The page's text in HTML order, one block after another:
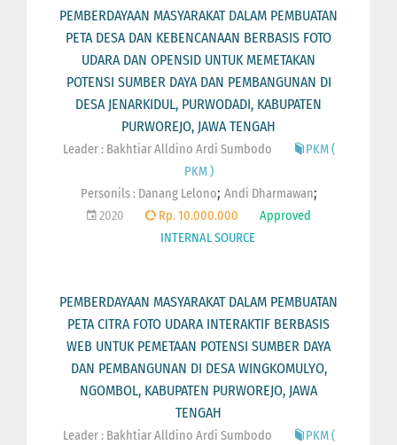
PEMBERDAYAAN MASYARAKAT DALAM PEMBUATAN
PETA DESA DAN KEBENCANAAN BERBASIS FOTO
UDARA DAN OPENSID UNTUK MEMETAKAN
POTENSI SUMBER DAYA DAN PEMBANGUNAN DI
DESA JENARKIDUL, PURWODADI, KABUPATEN
PURWOREJO, JAWA TENGAH
Leader : Bakhtiar Alldino Ardi Sumbodo
PKM (
PKM )
Personils : Danang Lelono; Andi Dharmawan;
2020 Rp. 10.000.000
Approved
INTERNAL SOURCE
PEMBERDAYAAN MASYARAKAT DALAM PEMBUATAN
PETA CITRA FOTO UDARA INTERAKTIF BERBASIS
WEB UNTUK PEMETAAN POTENSI SUMBER DAYA
DAN PEMBANGUNAN DI DESA WINGKOMULYO,
NGOMBOL, KABUPATEN PURWOREJO, JAWA
TENGAH
Leader : Bakhtiar Alldino Ardi Sumbodo
PKM (